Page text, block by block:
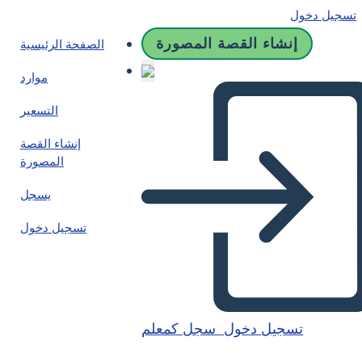
تسجيل دخول
الصفحة الرئيسية
موارد
التسعير
إنشاء القصة
المصورة
يسجل
تسجيل دخول
إنشاء القصة المصورة
تسجيل دخول سجل كمعلم